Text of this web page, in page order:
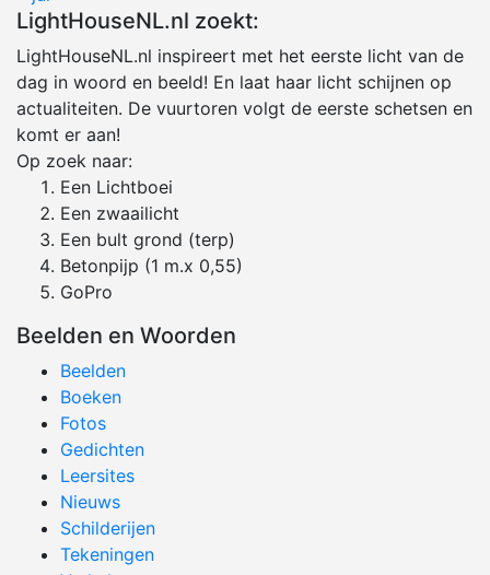
LightHouseNL.nl zoekt:
LightHouseNL.nl inspireert met het eerste licht van de
dag in woord en beeld! En laat haar licht schijnen op
actualiteiten. De vuurtoren volgt de eerste schetsen en
komt er aan!
Op zoek naar:
Een Lichtboei
Een zwaailicht
Een bult grond (terp)
Betonpijp (1 m.x 0,55)
GoPro
Beelden en Woorden
Beelden
Boeken
Fotos
Gedichten
Leersites
Nieuws
Schilderijen
Tekeningen